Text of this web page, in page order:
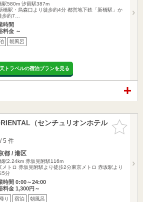
駅580m 汐留駅387m
橋駅・烏森口より徒歩約4分 都営地下鉄「新橋駅」か
歩約7…
時間
料金 ～
朝風呂
トラベルの宿泊プランを見る
お気に入
りに追加
（センチュリオンホテル
5 件
都 / 港区
駅2.24km 赤坂見附駅116m
メトロ 赤坂見附駅より徒歩2分東京メトロ 赤坂駅より
5分
時間 0:00～24:00
料金 1,300円～
り 宿泊 朝風呂